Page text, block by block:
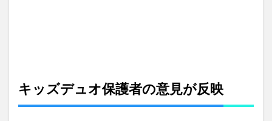
キッズデュオ保護者の意見が反映